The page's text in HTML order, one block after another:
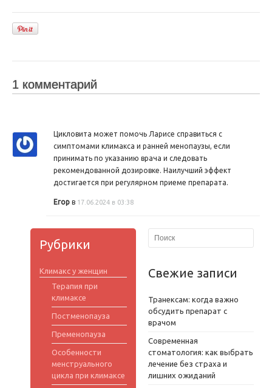
1 комментарий
Цикловита может помочь Ларисе справиться с
симптомами климакса и ранней менопаузы, если
принимать по указанию врача и следовать
рекомендованной дозировке. Наилучший эффект
достигается при регулярном приеме препарата.
Егор в 17.06.2024 в 03:38
Рубрики
Климакс у женщин
Терапия при
климаксе
Постменопауза
Пременопауза
Особенности
менструального
цикла при климаксе
Свежие записи
Транексам: когда важно
обсудить препарат с
врачом
Современная
стоматология: как выбрать
лечение без страха и
лишних ожиданий